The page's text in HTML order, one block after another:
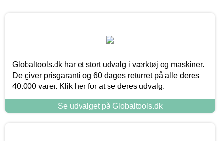
Globaltools.dk har et stort udvalg i værktøj og maskiner.
De giver prisgaranti og 60 dages returret på alle deres
40.000 varer. Klik her for at se deres udvalg.
Se udvalget på Globaltools.dk